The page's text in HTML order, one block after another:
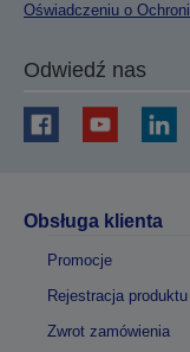
Oświadczeniu o
Odwiedź nas
Obsługa klienta
Promocje
Rejestracja produktu
Zwrot zamówienia